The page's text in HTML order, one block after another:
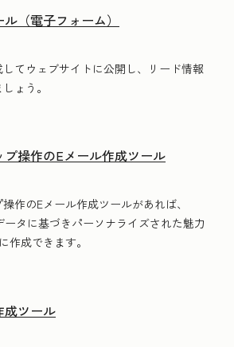
（電子フォーム）
てウェブサイトに公開し、リード情報
ょう。
プ操作のEメール作成ツール
作のEメール作成ツールがあれば、
ータに基づきパーソナライズされた魅力
作成できます。
成ツール